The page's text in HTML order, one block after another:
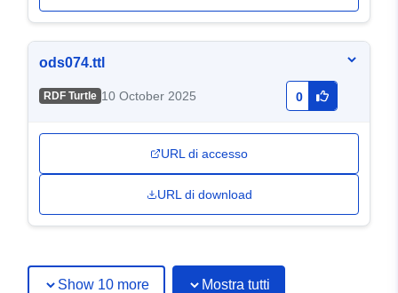
ods074.ttl
RDF Turtle 10 October 2025 0
URL di accesso
URL di download
Show 10 more Mostra tutti